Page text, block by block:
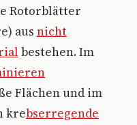
Rotorblätter
aus nicht
bestehen. Im
Flächen und im
krebserregende